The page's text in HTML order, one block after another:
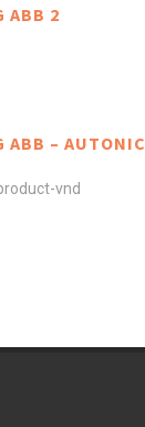
ABB 2
ABB – AUTONIC
vnd